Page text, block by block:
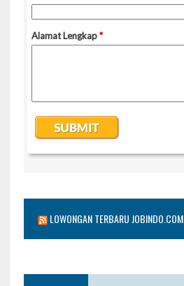
LOWONGAN TERBARU JOBINDO.COM